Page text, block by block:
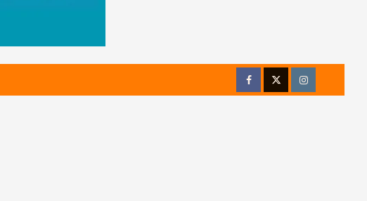
FacebookTwitterInstagram